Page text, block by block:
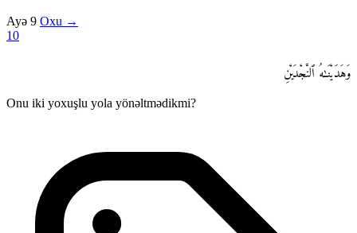
Ayə 9 Oxu →
10
وَهَدَيْنَـٰهُ ٱلنَّجْدَيْنِ
Onu iki yoxuşlu yola yönəltmədikmi?